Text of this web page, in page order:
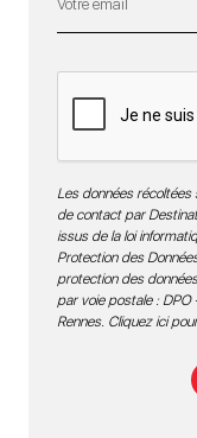
Les données récoltées
de contact par
issus de la loi
Protection des
protection des
par voie postale : DPO
Rennes. Cliquez ici